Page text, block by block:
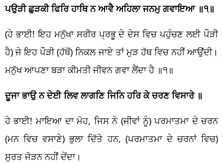
ਪਉੜੀ ਛੁੜਕੀ ਫਿਰਿ ਹਾਥਿ ਨ ਆਵੈ ਅਹਿਲਾ ਜਨਮੁ ਗਵਾਇਆ ॥੧॥
(ਹੇ ਭਾਈ! ਇਹ ਮਨੁੱਖਾ ਸਰੀਰ ਪ੍ਰਭੂ ਦੇ ਦੇਸ ਵਿਚ ਪਹੁੰਚਣ ਲਈ ਪੌੜੀ
ਹੈ) ਜੇ ਇਹ ਪੌੜੀ (ਹੱਥੋਂ) ਨਿਕਲ ਜਾਏ ਤਾਂ ਮੁੜ ਹੱਥ ਵਿਚ ਨਹੀਂ ਆਉਂਦੀ।
ਮਨੁੱਖ ਆਪਣਾ ਬੜਾ ਕੀਮਤੀ ਜੀਵਨ ਗਵਾ ਲੈਂਦਾ ਹੈ ॥੧॥
ਦੂਜਾ ਭਾਉ ਨ ਦੇਈ ਲਿਵ ਲਾਗਣਿ ਜਿਨਿ ਹਰਿ ਕੇ ਚਰਣ ਵਿਸਾਰੇ ॥
ਹੇ ਭਾਈ! ਮਾਇਆ ਦਾ ਮੋਹ, ਜਿਸ ਨੇ (ਜੀਵਾਂ ਨੂੰ) ਪਰਮਾਤਮਾ ਦੇ ਚਰਨ
(ਮਨ ਵਿਚ ਵਸਾਣੇ) ਭੁਲਾ ਦਿੱਤੇ ਹਨ, (ਪਰਮਾਤਮਾ ਦੇ ਚਰਨਾਂ ਵਿਚ)
ਸੁਰਤ ਜੋੜਨ ਨਹੀਂ ਦੇਂਦਾ।